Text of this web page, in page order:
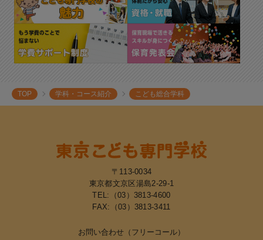
TOP 学科・コース紹介 こども総合学科
〒113-0034
東京都文京区湯島2-29-1
TEL:
（03）3813-4600
FAX:（03）3813-3411
お問い合わせ（フリーコール）